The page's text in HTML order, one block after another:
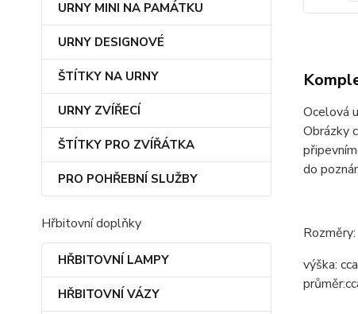
URNY MINI NA PAMÁTKU
URNY DESIGNOVÉ
ŠTÍTKY NA URNY
URNY ZVÍŘECÍ
ŠTÍTKY PRO ZVÍŘÁTKA
PRO POHŘEBNÍ SLUŽBY
Hřbitovní doplňky
HŘBITOVNÍ LAMPY
HŘBITOVNÍ VÁZY
Ocelová
Obrázky
do
Rozměry:
výška: cca
průměr: